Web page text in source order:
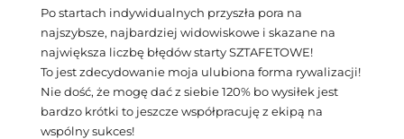
Po startach indywidualnych przyszła pora na
najszybsze, najbardziej widowiskowe i skazane na
największa liczbę błędów starty SZTAFETOWE!
To jest zdecydowanie moja ulubiona forma rywalizacji!
Nie dość, że mogę dać z siebie 120% bo wysiłek jest
bardzo krótki to jeszcze współpracuję z ekipą na
wspólny sukces!